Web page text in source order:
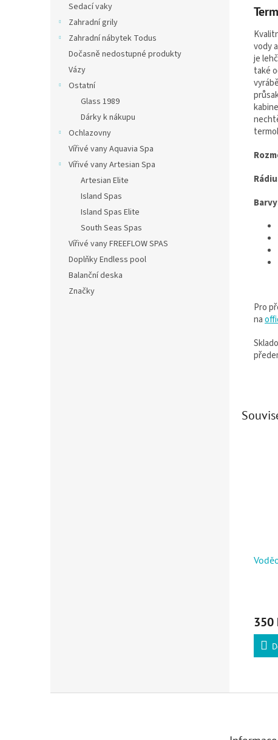
Sedací vaky
Zahradní grily
Zahradní nábytek Todus
Dočasně nedostupné produkty
Vázy
Ostatní
Glass 1989
Dárky k nákupu
Ochlazovny
Vířivé vany Aquavia Spa
Vířivé vany Artesian Spa
Artesian Elite
Island Spas
Island Spas Elite
South Seas Spas
Vířivé vany FREEFLOW SPAS
Doplňky Endless pool
Balanční deska
Značky
vody
je
také
Pro
na
350